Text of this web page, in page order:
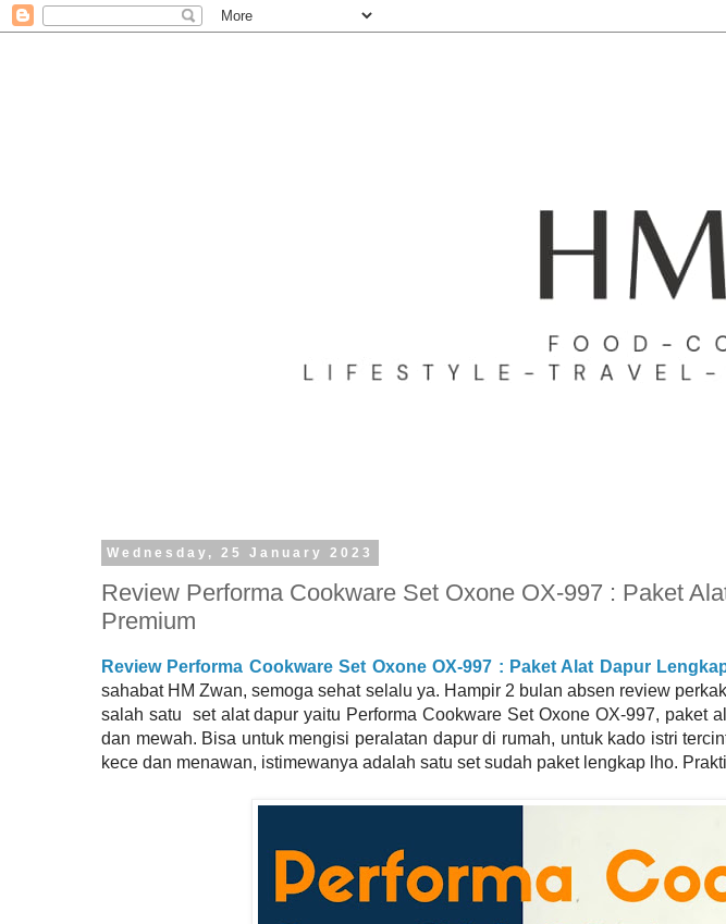
Wednesday, 25 January 2023
Review Performa Cookware Set Oxone OX-997 : Paket
Premium
Review Performa Cookware Set Oxone OX-997 : Paket Alat Dapur
sahabat HM Zwan, semoga sehat selalu ya. Hampir 2 bulan absen review
salah satu set alat dapur yaitu Performa Cookware Set Oxone OX-997, paket
dan mewah. Bisa untuk mengisi peralatan dapur di rumah, untuk kado istri
kece dan menawan, istimewanya adalah satu set sudah paket lengkap lho.